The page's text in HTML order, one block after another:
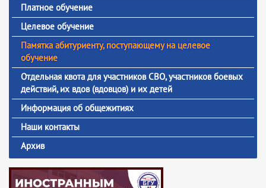
Платное обучение
Целевое обучение
Памятка абитуриенту, поступающему на целевое
обучение
Отдельная квота для участников СВО, участников боевых
действий, их вдов (вдовцов) и их детей
Информация об общежитиях
Наши контакты
Архив